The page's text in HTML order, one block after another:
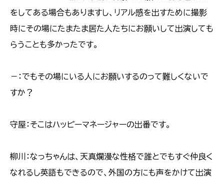
をしてある場合もありますし、リアル感を出すために撮影
時にその場にたまたま居た人たちにお願いして出演しても
らうことも多かったです。
－：でもその場にいる人にお願いするのって難しくないで
すか？
守屋：そこはハッピーマネージャーの出番です。
柳川：なっちゃんは、天真爛漫な性格で誰とでもすぐ仲良く
なれるし英語もできるので、外国の方にも声をかけて出演